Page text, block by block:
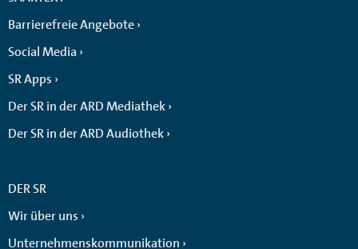
Barrierefreie Angebote
Social Media
SR Apps
Der SR in der ARD Mediathek
Der SR in der ARD Audiothek
DER SR
Wir über uns
Unternehmenskommunikation